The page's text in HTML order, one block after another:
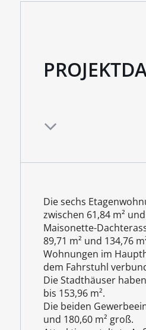
Die sechs
zwischen 61,84 m²
Maisonette-
89,71 m² und 134,76
Wohnungen im
dem Fahrstuhl
Die Stadthäuser
bis 153,96 m².
Die beiden
und 180,60 m² groß.